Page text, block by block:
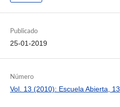
Publicado
25-01-2019
Número
Vol. 13 (2010): Escuela Abierta, 13